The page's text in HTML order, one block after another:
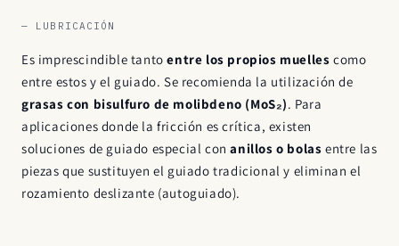
— LUBRICACIÓN
Es imprescindible tantoentre los propios muelles como
entre estos y el guiado. Se recomienda la utilización de
grasas con bisulfuro de molibdeno (MoS₂). Para
aplicaciones donde la fricción es crítica, existen
soluciones de guiado especial conanillos o bolas entre las
piezas que sustituyen el guiado tradicional y eliminan el
rozamiento deslizante (autoguiado).